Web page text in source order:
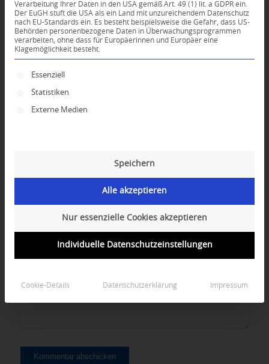
0
Dein Kommentar
An Diskussion beteiligen?
Hinterlassen Sie uns Ihren Kommentar!
Verarbeitung Ihrer Daten in den USA gemäß Art. 49 (1) lit. a GDPR ein.
Der EuGH stuft die USA als ein Land mit unzureichendem Datenschutz
nach EU-Standards ein. Es besteht beispielsweise die Gefahr, dass US-
Behörden personenbezogene Daten in Überwachungsprogrammen
verarbeiten, ohne dass für Europäerinnen und Europäer eine
Klagemöglichkeit besteht.
Es folgt eine Liste der Service-Gruppen, für die
Essenziell
Statistiken
Externe Medien
Speichern
Alle akzeptieren
Nur essenzielle Cookies akzeptieren
Individuelle Datenschutzeinstellungen
Cookie-Details Datenschutzerklärung Impressum